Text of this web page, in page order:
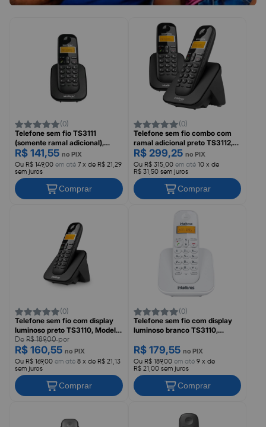
(0)
Telefone sem fio TS3111
(somente ramal adicional),
preto, Modelo 4123111,
INTELBRAS
R$ 141,55 no PIX
Ou R$ 149,00 em até 7 x de R$ 21,29
sem juros
Comprar
(0)
Telefone sem fio combo com
ramal adicional preto TS3112,
Modelo 4123102, INTELBRAS
R$ 299,25 no PIX
Ou R$ 315,00em até 10 x de
R$ 31,50 sem juros
Comprar
(0)
Telefone sem fio com display
luminoso preto TS3110, Modelo
4123110, INTELBRAS
De R$ 189,00por
R$ 160,55 no PIX
Ou R$ 169,00 em até 8 x de R$ 21,13
sem juros
Comprar
(0)
Telefone sem fio com display
luminoso branco TS3110,
R$ 179,55 no PIX
Ou R$ 189,00em até 9 x de
R$ 21,00 sem juros
Comprar